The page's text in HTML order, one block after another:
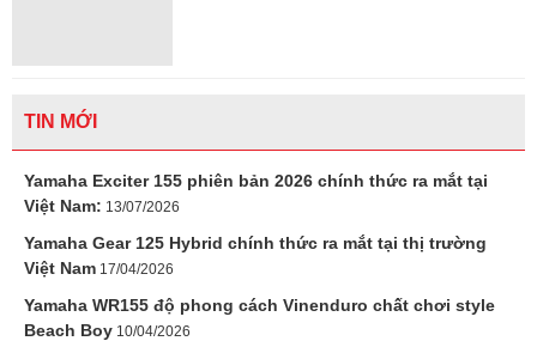
TIN MỚI
Yamaha Exciter 155 phiên bản 2026 chính thức ra mắt tại
Việt Nam: 13/07/2026
Yamaha Gear 125 Hybrid chính thức ra mắt tại thị trường
Việt Nam 17/04/2026
Yamaha WR155 độ phong cách Vinenduro chất chơi style
Beach Boy 10/04/2026